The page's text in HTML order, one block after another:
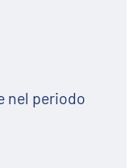
nel periodo